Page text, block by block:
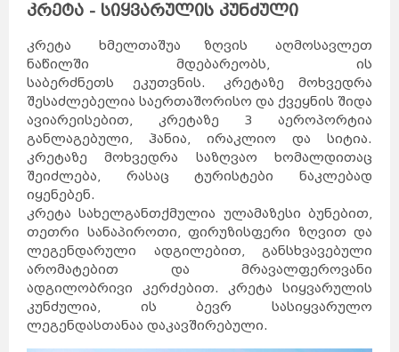
კრეტა - სიყვარულის კუნძული
კრეტა ხმელთაშუა ზღვის აღმოსავლეთ
ნაწილში მდებარეობს, ის
საბერძნეთს ეკუთვნის. კრეტაზე მოხვედრა
შესაძლებელია საერთაშორისო და ქვეყნის შიდა
ავიარეისებით, კრეტაზე 3 აეროპორტია
განლაგებული, ჰანია, ირაკლიო და სიტია.
კრეტაზე მოხვედრა საზღვაო ხომალდითაც
შეიძლება, რასაც ტურისტები ნაკლებად
იყენებენ.
კრეტა სახელგანთქმულია ულამაზესი ბუნებით,
თეთრი სანაპიროთი, ფირუზისფერი ზღვით და
ლეგენდარული ადგილებით, განსხვავებული
არომატებით და მრავალფეროვანი
ადგილობრივი კერძებით. კრეტა სიყვარულის
კუნძულია, ის ბევრ სასიყვარულო
ლეგენდასთანაა დაკავშირებული.